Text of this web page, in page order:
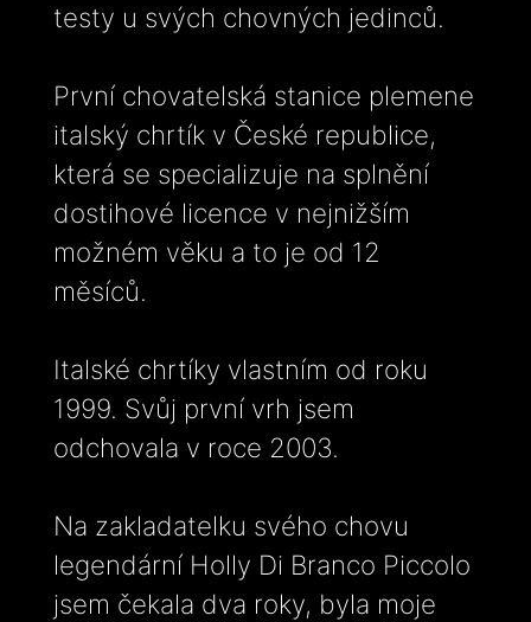
testy u svých chovných jedinců.
První chovatelská stanice plemene
italský chrtík v České republice,
která se specializuje na splnění
dostihové licence v nejnižším
možném věku a to je od 12
měsíců.
Italské chrtíky vlastním od roku
1999. Svůj první vrh jsem
odchovala v roce 2003.
Na zakladatelku svého chovu
legendární Holly Di Branco Piccolo
jsem čekala dva roky, byla moje